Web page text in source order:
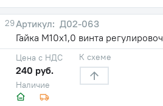
29
Д02-063
Гайка М10х1,0 винта
Наличие
Цена с НДС
240 руб.
К схеме